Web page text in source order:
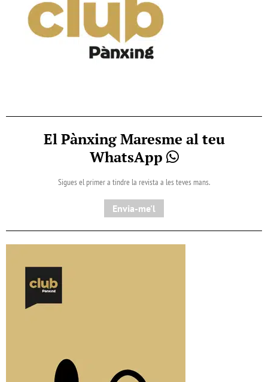
El Pànxing Maresme al teu
WhatsApp
Sigues el primer a tindre la revista a les teves mans.
Envia-me'l